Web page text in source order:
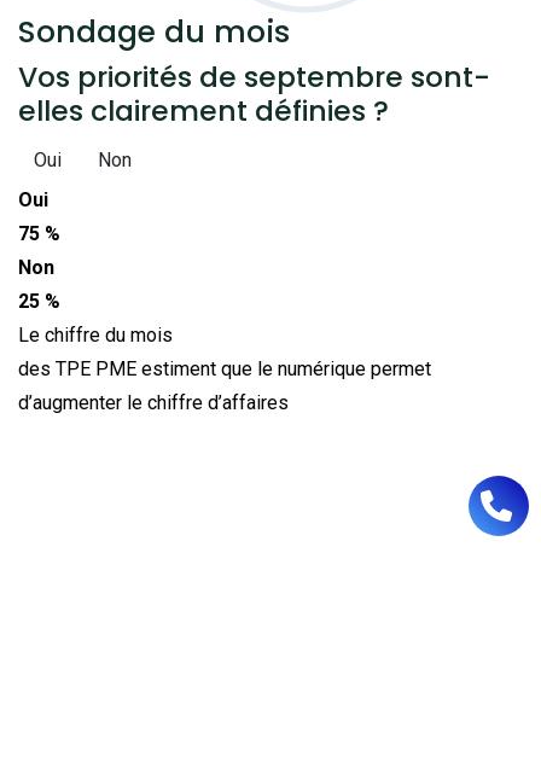
Sondage du mois
Vos priorités de septembre sont-
elles clairement définies ?
Oui
Non
Oui
75 %
Non
25 %
Le chiffre du mois
des TPE PME estiment que le numérique permet
d’augmenter le chiffre d’affaires